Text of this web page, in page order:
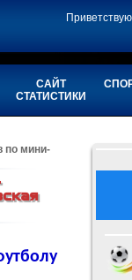
САЙТ
СТАТИСТИКИ
по мини-